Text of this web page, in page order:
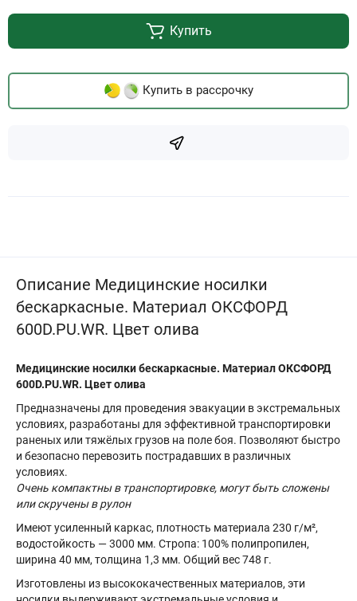
Купить
Купить в рассрочку
Описание Медицинские носилки
бескаркасные. Материал ОКСФОРД
600D.PU.WR. Цвет олива
Медицинские носилки бескаркасные. Материал ОКСФОРД
600D.PU.WR. Цвет олива
Предназначены для проведения эвакуации в экстремальных
условиях, разработаны для эффективной транспортировки
раненых или тяжёлых грузов на поле боя. Позволяют быстро
и безопасно перевозить пострадавших в различных
условиях.
Очень компактны в транспортировке, могут быть сложены
или скручены в рулон
Имеют усиленный каркас, плотность материала 230 г/м²,
водостойкость — 3000 мм. Стропа: 100% полипропилен,
ширина 40 мм, толщина 1,3 мм. Общий вес 748 г.
Изготовлены из высококачественных материалов, эти